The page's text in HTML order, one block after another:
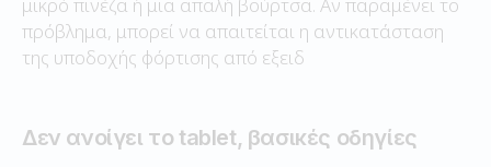
πρόβλημα, μπορεί να απαιτείται η αντικατάσταση
της υποδοχής φόρτισης από εξειδ
Δεν ανοίγει το tablet, βασικές οδηγίες